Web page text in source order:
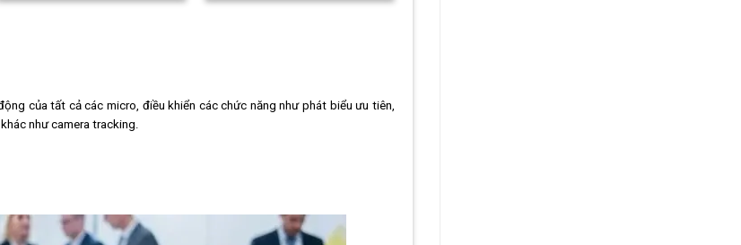
của tất cả các micro, điều khiển các chức năng như phát biểu ưu tiên,
như camera tracking.